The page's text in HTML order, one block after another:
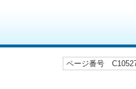
ページ番号